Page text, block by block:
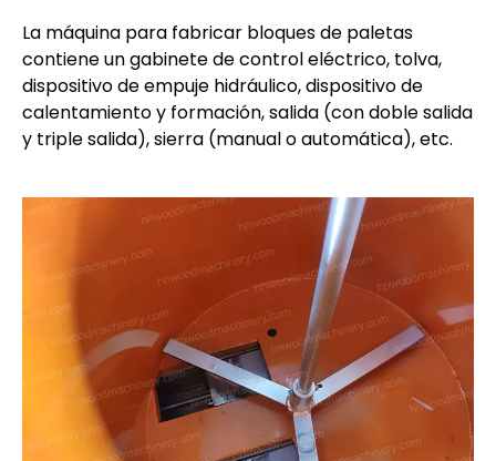
La máquina para fabricar bloques de paletas
contiene un gabinete de control eléctrico, tolva,
dispositivo de empuje hidráulico, dispositivo de
calentamiento y formación, salida (con doble salida
y triple salida), sierra (manual o automática), etc.